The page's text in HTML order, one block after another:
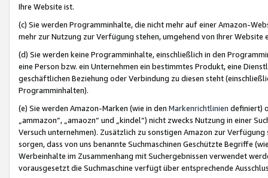
Ihre Website ist.
(c) Sie werden Programminhalte, die nicht mehr auf einer Amazon-
mehr zur Nutzung zur Verfügung stehen, umgehend von Ihrer
(d) Sie werden keine Programminhalte, einschließlich in den
eine Person bzw. ein Unternehmen ein bestimmtes Produkt, eine
geschäftlichen Beziehung oder Verbindung zu diesen steht
Programminhalten).
(e) Sie werden Amazon-Marken (wie in den Markenrichtlinien definiert)
„ammazon“, „amaozn“ und „kindel“) nicht zwecks Nutzung in einer
Versuch unternehmen). Zusätzlich zu sonstigen Amazon zur
sorgen, dass von uns benannte Suchmaschinen Geschützte Begriffe
Werbeinhalte im Zusammenhang mit Suchergebnissen verwendet
vorausgesetzt die Suchmaschine verfügt über entsprechende